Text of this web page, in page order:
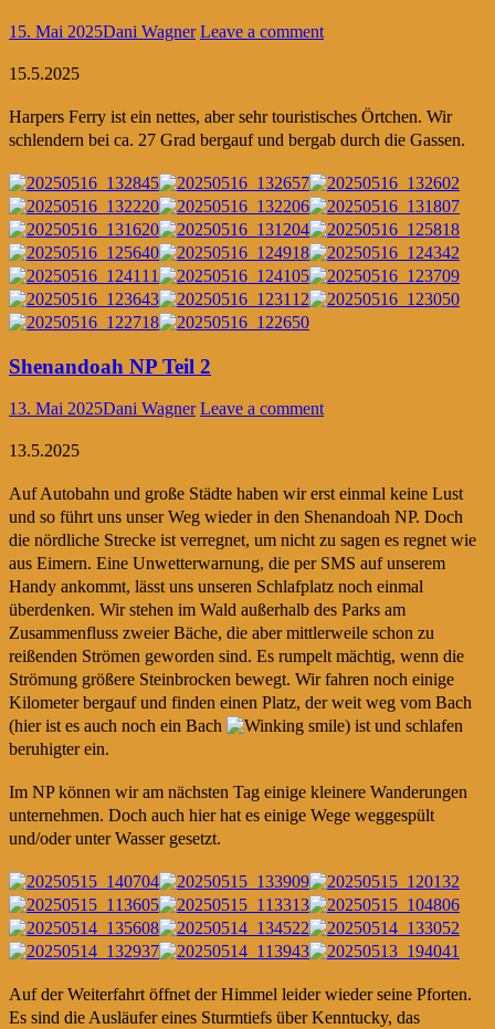
15. Mai 2025Dani Wagner Leave a comment
15.5.2025
Harpers Ferry ist ein nettes, aber sehr touristisches Örtchen. Wir
schlendern bei ca. 27 Grad bergauf und bergab durch die Gassen.
Shenandoah NP Teil 2
13. Mai 2025Dani Wagner Leave a comment
13.5.2025
Auf Autobahn und große Städte haben wir erst einmal keine Lust
und so führt uns unser Weg wieder in den Shenandoah NP. Doch
die nördliche Strecke ist verregnet, um nicht zu sagen es regnet wie
aus Eimern. Eine Unwetterwarnung, die per SMS auf unserem
Handy ankommt, lässt uns unseren Schlafplatz noch einmal
überdenken. Wir stehen im Wald außerhalb des Parks am
Zusammenfluss zweier Bäche, die aber mittlerweile schon zu
reißenden Strömen geworden sind. Es rumpelt mächtig, wenn die
Strömung größere Steinbrocken bewegt. Wir fahren noch einige
Kilometer bergauf und finden einen Platz, der weit weg vom Bach
(hier ist es auch noch ein Bach
) ist und schlafen
beruhigter ein.
Im NP können wir am nächsten Tag einige kleinere Wanderungen
unternehmen. Doch auch hier hat es einige Wege weggespült
und/oder unter Wasser gesetzt.
Auf der Weiterfahrt öffnet der Himmel leider wieder seine Pforten.
Es sind die Ausläufer eines Sturmtiefs über Kenntucky, das